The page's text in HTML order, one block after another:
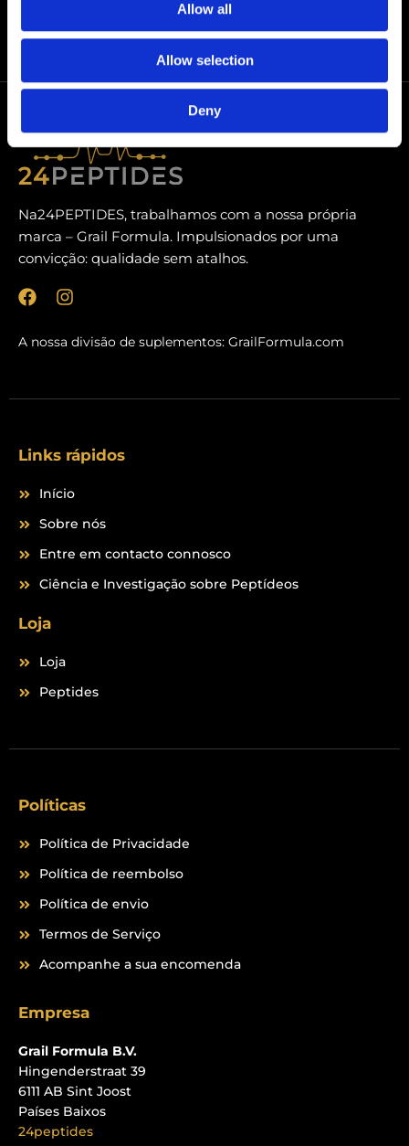
Allow all
Allow selection
Deny
Links rápidos
Início
Sobre nós
Entre em contacto connosco
Ciência e Investigação sobre Peptídeos
Loja
Loja
Peptides
Na24PEPTIDES, trabalhamos com a nossa própria
marca – Grail Formula. Impulsionados por uma
convicção: qualidade sem atalhos.
F
e
o
I
t
r
A nossa divisão de suplementos: GrailFormula.com
Políticas
Política de Privacidade
Política de reembolso
Política de envio
Termos de Serviço
Acompanhe a sua encomenda
Empresa
Grail Formula B.V.
Hingenderstraat 39
6111 AB Sint Joost
Países Baixos
24peptides